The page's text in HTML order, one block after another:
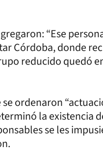
“Ese
Córdoba, donde
reducido quedó
ordenaron
la existencia
se les